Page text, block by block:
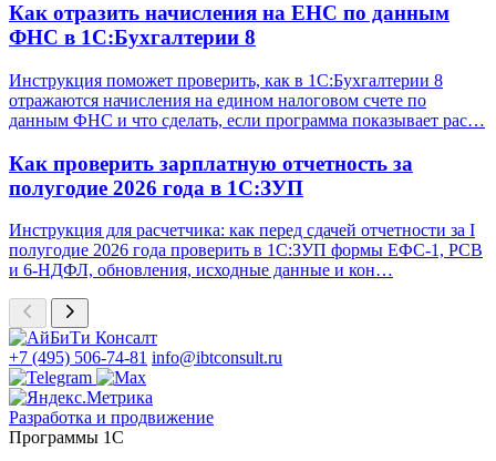
Как отразить начисления на ЕНС по данным
ФНС в 1С:Бухгалтерии 8
Инструкция поможет проверить, как в 1С:Бухгалтерии 8
отражаются начисления на едином налоговом счете по
данным ФНС и что сделать, если программа показывает рас…
Как проверить зарплатную отчетность за
полугодие 2026 года в 1С:ЗУП
Инструкция для расчетчика: как перед сдачей отчетности за I
полугодие 2026 года проверить в 1С:ЗУП формы ЕФС-1, РСВ
и 6-НДФЛ, обновления, исходные данные и кон…
+7 (495) 506-74-81 info@ibtconsult.ru
Разработка и продвижение
Программы 1С